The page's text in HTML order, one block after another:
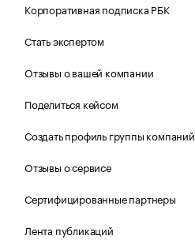
Корпоративная подписка РБК
Стать экспертом
Отзывы о вашей компании
Поделиться кейсом
Создать профиль группы компаний
Отзывы о сервисе
Сертифицированные партнеры
Лента публикаций